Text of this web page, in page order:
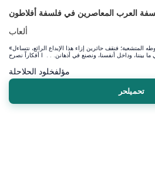
العرب المعاصرين في فلسفة أفلاطون
ألعاب
«نحاول التأمل في هذا العالم الواسع بخطوطه المتشعبة؛ فنقف حائرين إزاء هذا الإبداع الرائع، نتساءل
مؤلفخلود الحلاحلة
تحميلحر